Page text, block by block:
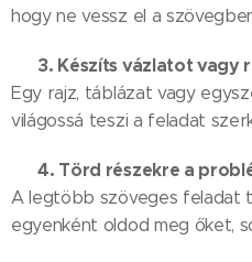
hogy ne vessz el a
3. Készíts vázlatot vagy
Egy rajz, táblázat vagy
világossá teszi a feladat
🔄4. Törd részekre a
A legtöbb szöveges feladat
egyenként oldod meg őket,